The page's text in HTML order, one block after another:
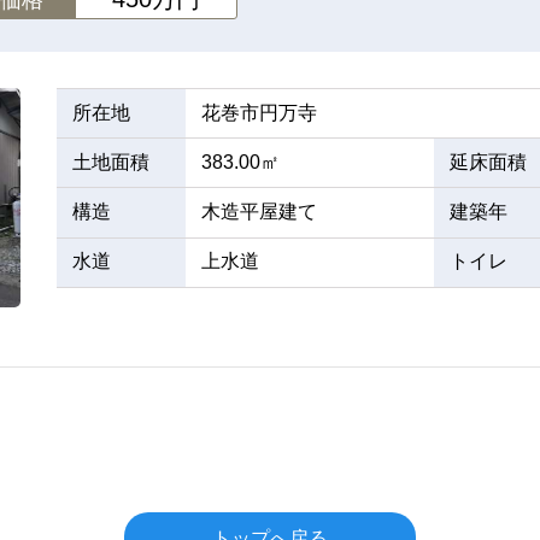
所在地 花巻市円万寺
土地面積 383.00㎡ 延床面積
構造 木造平屋建て 建築年
水道 上水道 トイレ